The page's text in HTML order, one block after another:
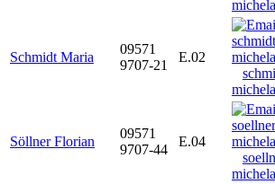
Schmidt Maria
09571
9707-21
E.02
Söllner Florian
09571
9707-44
E.04